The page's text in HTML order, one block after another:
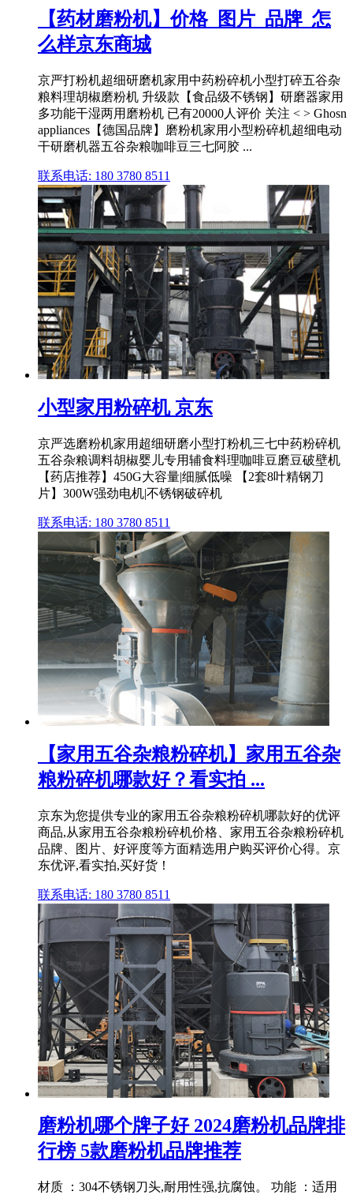
【药材磨粉机】价格_图片_品牌_怎
么样京东商城
京严打粉机超细研磨机家用中药粉碎机小型打碎五谷杂
粮料理胡椒磨粉机 升级款【食品级不锈钢】研磨器家用
多功能干湿两用磨粉机 已有20000人评价 关注 < > Ghosn
appliances【德国品牌】磨粉机家用小型粉碎机超细电动
干研磨机器五谷杂粮咖啡豆三七阿胶 ...
联系电话: 180 3780 8511
小型家用粉碎机 京东
京严选磨粉机家用超细研磨小型打粉机三七中药粉碎机
五谷杂粮调料胡椒婴儿专用辅食料理咖啡豆磨豆破壁机
【药店推荐】450G大容量|细腻低噪 【2套8叶精钢刀
片】300W强劲电机|不锈钢破碎机
联系电话: 180 3780 8511
【家用五谷杂粮粉碎机】家用五谷杂
粮粉碎机哪款好？看实拍 ...
京东为您提供专业的家用五谷杂粮粉碎机哪款好的优评
商品,从家用五谷杂粮粉碎机价格、家用五谷杂粮粉碎机
品牌、图片、好评度等方面精选用户购买评价心得。京
东优评,看实拍,买好货！
联系电话: 180 3780 8511
磨粉机哪个牌子好 2024磨粉机品牌排
行榜 5款磨粉机品牌推荐
材质 ：304不锈钢刀头,耐用性强,抗腐蚀。 功能 ：适用